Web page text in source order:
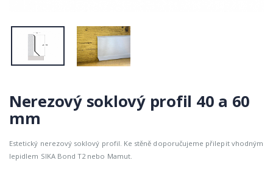
Nerezový soklový profil 40 a 60
mm
Estetický nerezový soklový profil. Ke stěně doporučujeme přilepit vhodným
lepidlem SIKA Bond T2 nebo Mamut.